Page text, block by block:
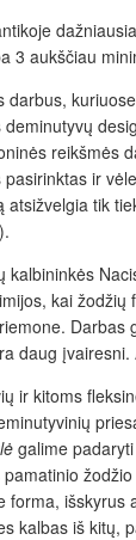
3 aukščiau
darbus,
reikšmės
ir
tik
kai
daug
ir kitoms
galime
žodžio
forma, išskyrus
kalbas iš kitų,